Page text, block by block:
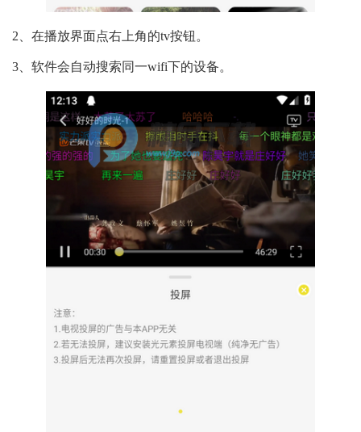
2、在播放界面点右上角的tv按钮。
3、软件会自动搜索同一wifi下的设备。